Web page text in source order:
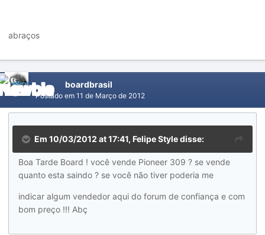
abraços
boardbrasil
Postado em 11 de Março de 2012
Em 10/03/2012 at 17:41, Felipe Style disse:
Boa Tarde Board ! você vende Pioneer 309 ? se vende
quanto esta saindo ? se você não tiver poderia me
indicar algum vendedor aqui do forum de confiança e com
bom preço !!! Abç